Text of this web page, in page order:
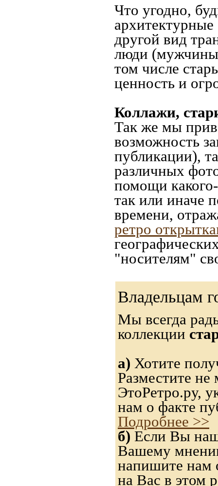
Что угодно,
другой вид
люди
том числе
ценность и
Коллажи,
Так же мы
возможность
публикации),
различных
помощи
так или иначе
времени,
ретро
"носителям"
Владельцам
Мы всегда
коллекции
а) Хотите
Разместите
ЭтоРетро.ру,
нам о факте
Подробнее >>
б) Если Вы
Вашему
напишите нам
на Вас в этом